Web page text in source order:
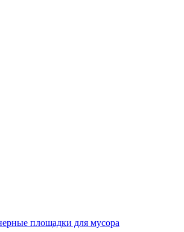
площадки для мусора